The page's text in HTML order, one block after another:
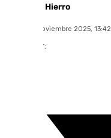
Juanfran Hierro
martes, 4 noviembre 2025, 13:42
Compartir: